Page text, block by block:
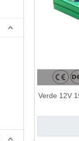
Verde 12V